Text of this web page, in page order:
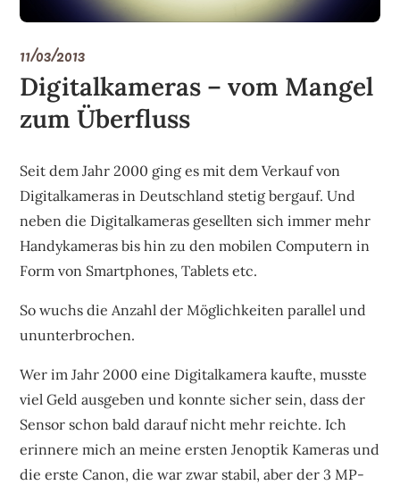
11/03/2013
Digitalkameras – vom Mangel
zum Überfluss
Seit dem Jahr 2000 ging es mit dem Verkauf von
Digitalkameras in Deutschland stetig bergauf. Und
neben die Digitalkameras gesellten sich immer mehr
Handykameras bis hin zu den mobilen Computern in
Form von Smartphones, Tablets etc.
So wuchs die Anzahl der Möglichkeiten parallel und
ununterbrochen.
Wer im Jahr 2000 eine Digitalkamera kaufte, musste
viel Geld ausgeben und konnte sicher sein, dass der
Sensor schon bald darauf nicht mehr reichte. Ich
erinnere mich an meine ersten Jenoptik Kameras und
die erste Canon, die war zwar stabil, aber der 3 MP-